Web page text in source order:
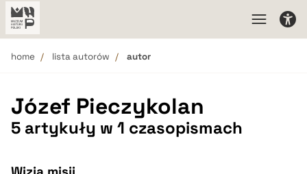
home lista autorów autor
Józef Pieczykolan
5 artykuły w 1 czasopismach